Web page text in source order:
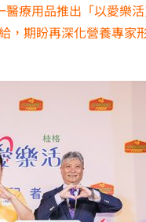
醫療用品推出「以愛樂
，期盼再深化營養專家